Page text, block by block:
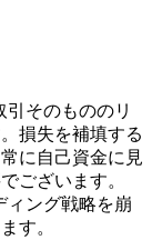
そのもののリ
損失を補填する
に自己資金に見
ございます。
ィング戦略を崩
す。